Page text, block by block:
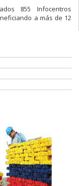
855 Infocentros
a más de 12